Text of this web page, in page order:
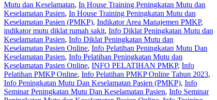
Mutu dan Keselamatan, In House Training Peningkatan Mutu dan
Keselamatan Pasien, In House Training Peningkatan Mutu dan
Keselamatan Pasien (PMKP), Indikator Area Manajemen PMKP,
indikator mutu diklat rumah sakit, Info Diklat Peningkatan Mutu dan
Keselamatan Pasien, Info Diklat Peningkatan Mutu dan
Keselamatan Pasien Online, Info Pelatihan Peningkatan Mutu Dan
Keselamatan Pasien, Info Pelatihan Peningkatan Mutu dan
Keselamatan Pasien Online, INFO PELATIHAN PMKP, Info
Pelatihan PMKP Online, Info Pelatihan PMKP Online Tahun 2023,
Info Peningkatan Mutu Dan Keselamatan Pasien (PMKP), Info
Seminar Peningkatan Mutu Dan Keselamatan Pasien, Info Seminar